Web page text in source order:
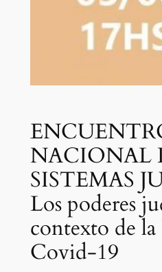
NACIONAL
SISTEMAS
Los poderes
contexto de la
Covid-19